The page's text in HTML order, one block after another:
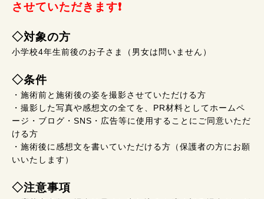
させていただきます❗
◇対象の方
小学校4年生前後のお子さま（男女は問いません）
◇条件
・施術前と施術後の姿を撮影させていただける方
・撮影した写真や感想文の全てを、PR材料としてホームペ
ージ・ブログ・SNS・広告等に使用することにご同意いただ
ける方
・施術後に感想文を書いていただける方（保護者の方にお願
いいたします）
◇注意事項